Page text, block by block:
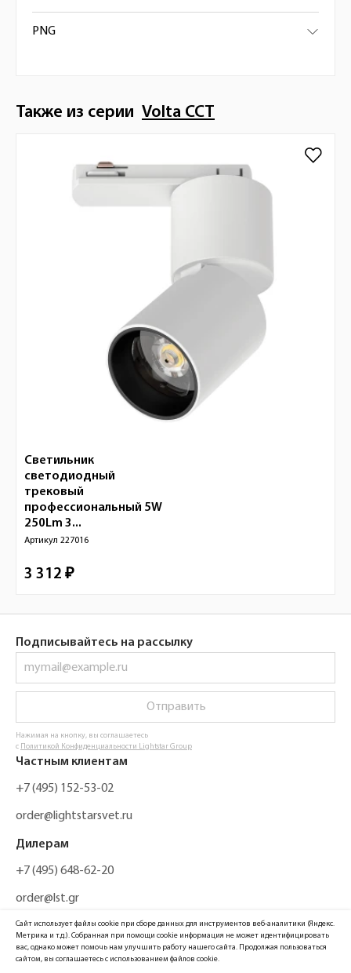
PNG
Также из серии Volta CCT
Светильник
светодиодный
трековый
профессиональный 5W
250Lm 3...
Артикул 227016
3 312 ₽
Подписывайтесь на рассылку
Отправить
Нажимая на кнопку, вы соглашаетесь
с Политикой Конфиденциальности Lightstar Group
Частным клиентам
+7 (495) 152-53-02
order@lightstarsvet.ru
Дилерам
+7 (495) 648-62-20
order@lst.gr
Сайт использует файлы cookie при сборе данных для инструментов веб-аналитики (Яндекс.
Метрика и т.д.). Собранная при помощи cookie информация не может идентифицировать
вас, однако может помочь нам улучшить работу нашего сайта. Продолжая пользоваться
сайтом, вы соглашаетесь с использованием файлов cookie.